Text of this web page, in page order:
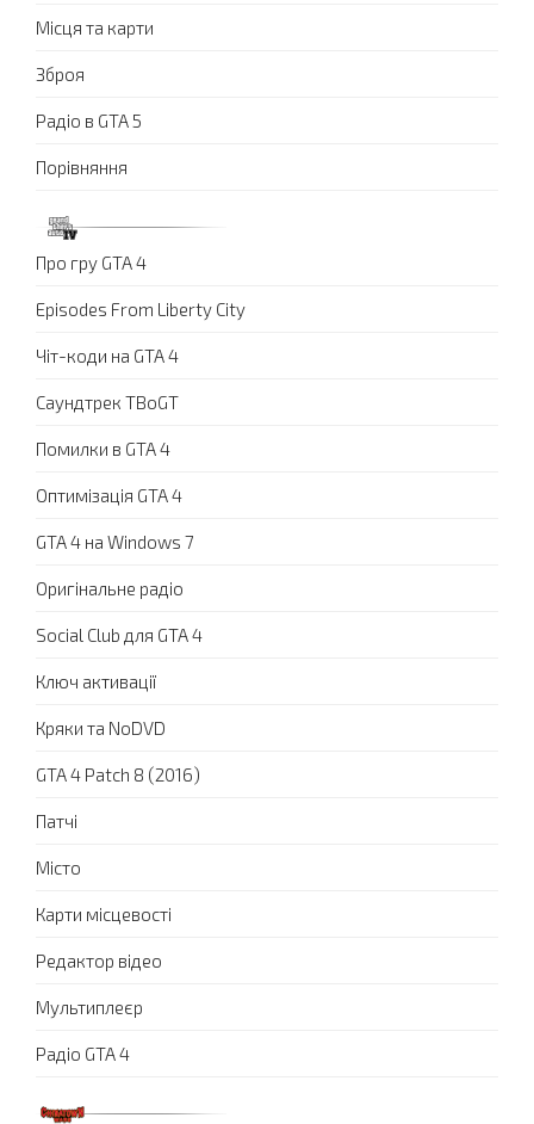
Місця та карти
Зброя
Радіо в GTA 5
Порівняння
Про гру GTA 4
Episodes From Liberty City
Чіт-коди на GTA 4
Саундтрек TBoGT
Помилки в GTA 4
Оптимізація GTA 4
GTA 4 на Windows 7
Оригінальне радіо
Social Club для GTA 4
Ключ активації
Кряки та NoDVD
GTA 4 Patch 8 (2016)
Патчі
Місто
Карти місцевості
Редактор відео
Мультиплеєр
Радіо GTA 4